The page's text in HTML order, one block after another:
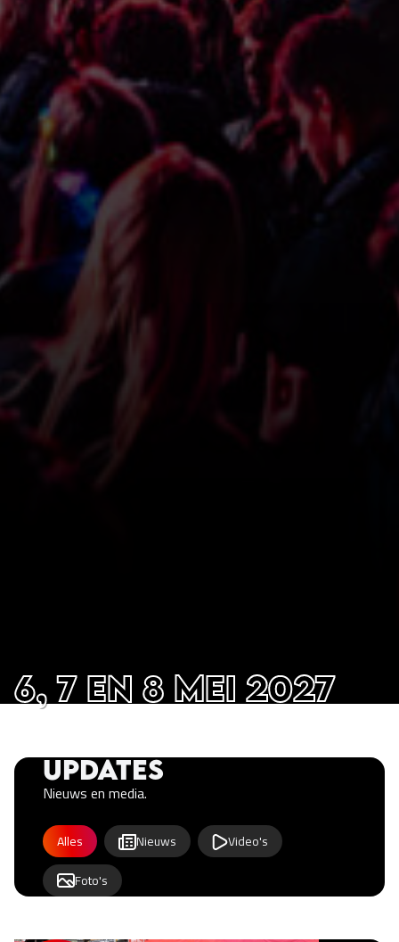
Zonder zou Oerrock onmogelijk zijn
Play - Offs
De bandwedstrijd van Nederland!
6, 7 en 8 mei 2027
Updates
Nieuws en media.
Updates category filter
Alles Nieuws Video's
Foto's